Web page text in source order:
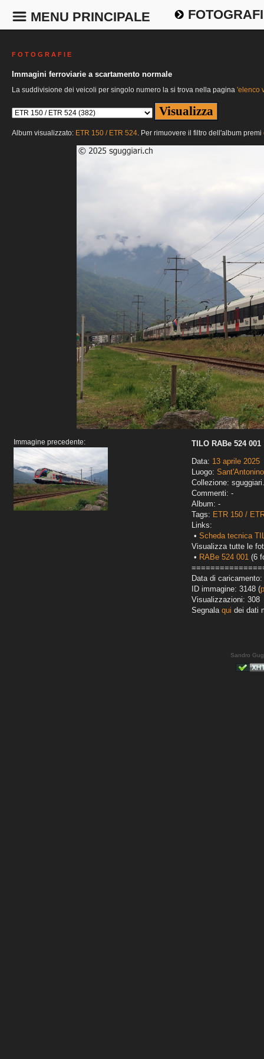
MENU PRINCIPALE
F O T O G R A F I E
Immagini ferroviarie a scartamento normale
La suddivisione dei veicoli per singolo numero la si trova nella pagina 'elenco
Album visualizzato: ETR 150 / ETR 524. Per rimuovere il filtro dell'album premi
Immagine precedente:
TILO RABe 524 001
Data: 13 aprile 2025
Luogo: Sant'Antonino
Collezione:
Commenti: -
Album: -
Tags: ETR 150 /
Links:
• Scheda tecnica
Visualizza tutte le
• RABe 524 001 (6
Data di
ID immagine: 3148 (
Visualizzazioni: 308
Segnala qui dei dati
Sandro